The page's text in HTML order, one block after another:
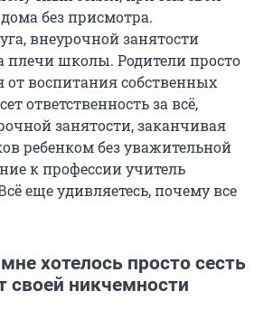
без присмотра.
внеурочной занятости
плечи школы. Родители просто
от воспитания собственных
ответственность за всё,
занятости, заканчивая
ребенком без уважительной
к профессии учитель
еще удивляетесь, почему все
хотелось просто сесть
своей никчемности